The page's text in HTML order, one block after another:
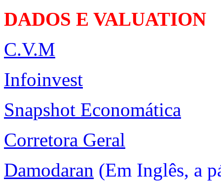
DADOS E VALUATION
C.V.M
Infoinvest
Snapshot Economática
Corretora Geral
Damodaran (Em Inglês, a